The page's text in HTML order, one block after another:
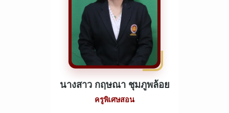
นางสาว กฤษณา ชุมภูพล้อย
ครูพิเศษสอน